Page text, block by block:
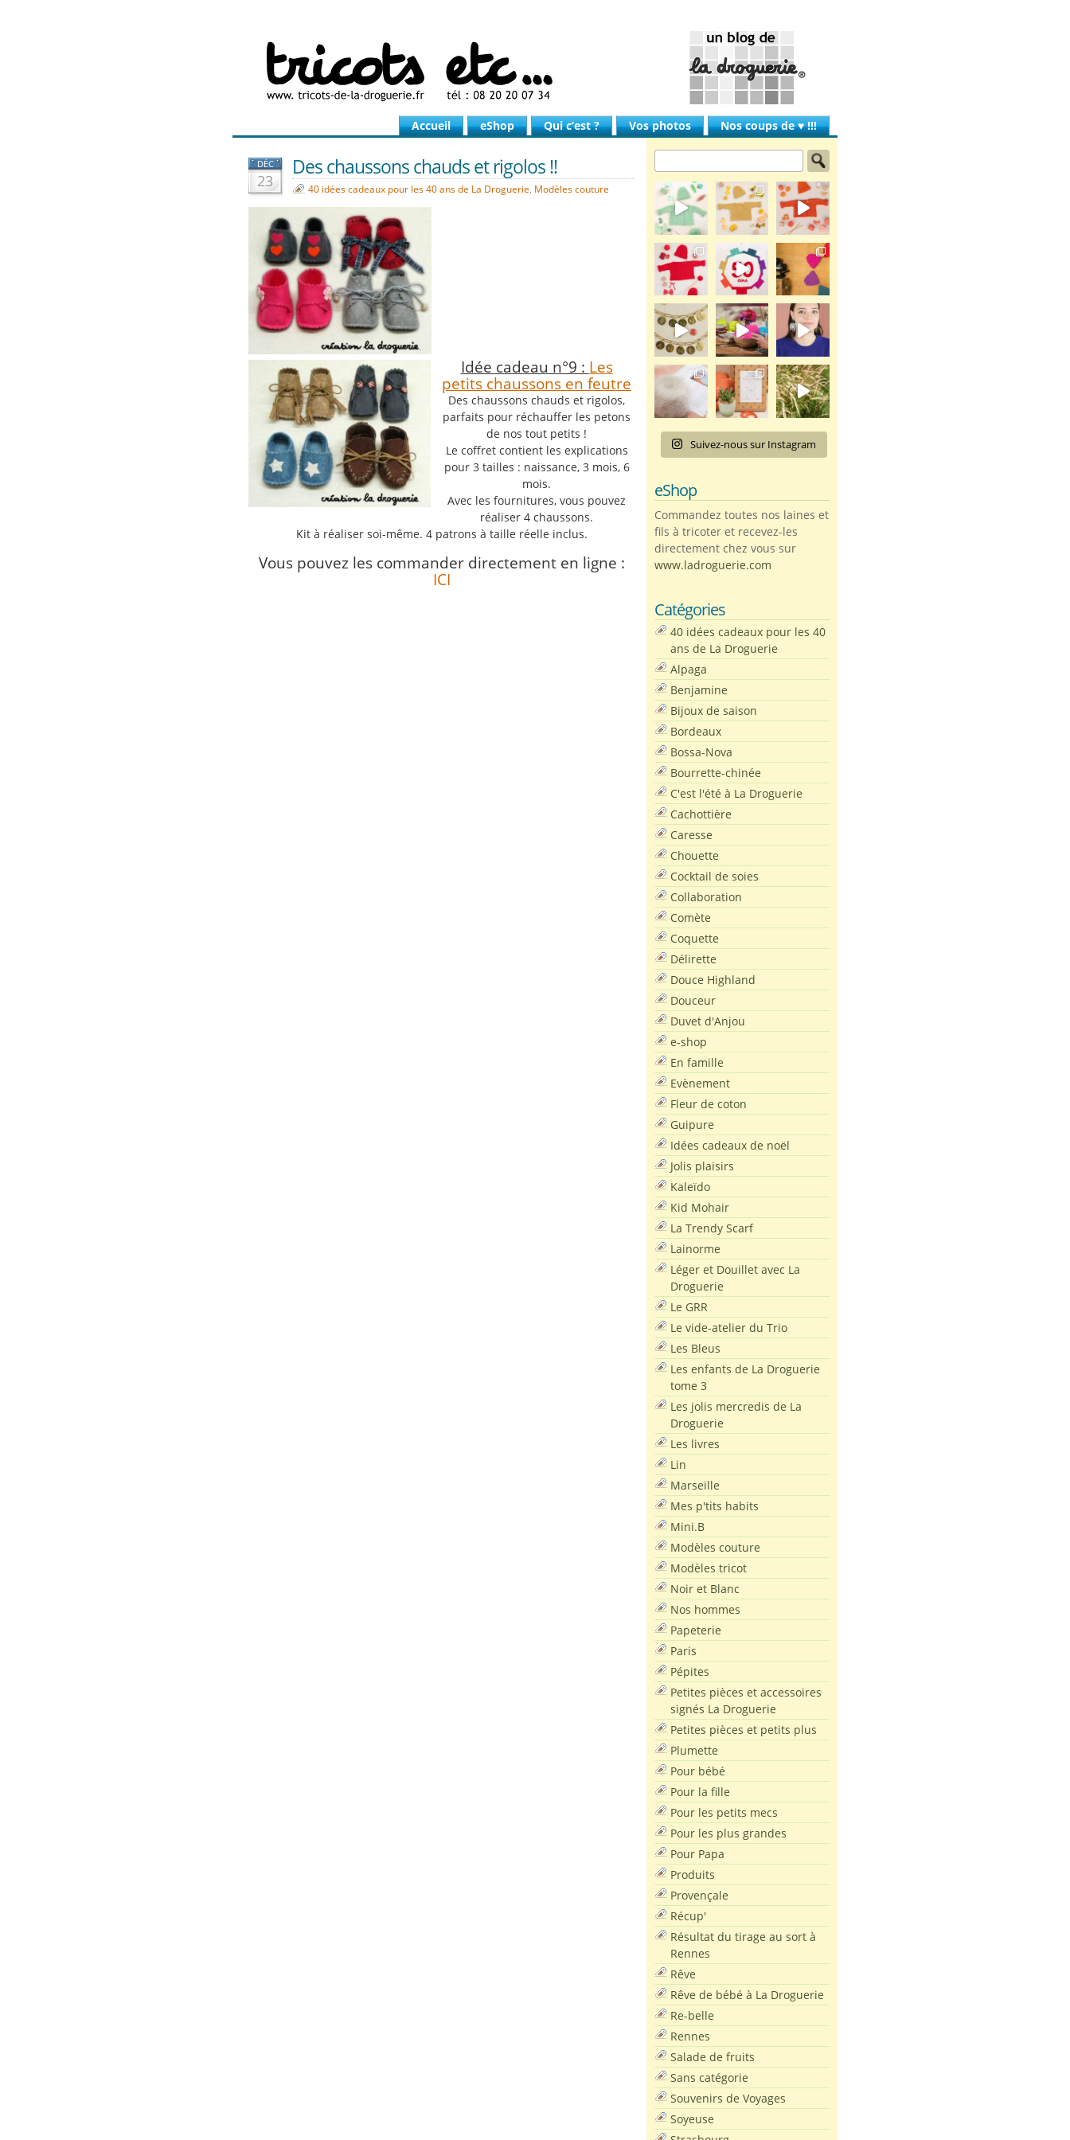
Accueil eShop Qui c’est ? Vos photos Nos coups de ♥ !!!
DÉC
23
Des chaussons chauds et rigolos !!
40 idées cadeaux pour les 40 ans de La Droguerie, Modèles couture
Idée cadeau n°9 : Les
petits chaussons en feutre
Des chaussons chauds et rigolos,
parfaits pour réchauffer les petons
de nos tout petits !
Le coffret contient les explications
pour 3 tailles : naissance, 3 mois, 6
mois.
Avec les fournitures, vous pouvez
réaliser 4 chaussons.
Kit à réaliser soi-même. 4 patrons à taille réelle inclus.
Vous pouvez les commander directement en ligne :
ICI
Suivez-nous sur Instagram
eShop
Commandez toutes nos laines et
fils à tricoter et recevez-les
directement chez vous sur
www.ladroguerie.com
Catégories
40 idées cadeaux pour les 40
ans de La Droguerie
Alpaga
Benjamine
Bijoux de saison
Bordeaux
Bossa-Nova
Bourrette-chinée
C'est l'été à La Droguerie
Cachottière
Caresse
Chouette
Cocktail de soies
Collaboration
Comète
Coquette
Délirette
Douce Highland
Douceur
Duvet d'Anjou
e-shop
En famille
Evènement
Fleur de coton
Guipure
Idées cadeaux de noël
Jolis plaisirs
Kaleïdo
Kid Mohair
La Trendy Scarf
Lainorme
Léger et Douillet avec La
Droguerie
Le GRR
Le vide-atelier du Trio
Les Bleus
Les enfants de La Droguerie
tome 3
Les jolis mercredis de La
Droguerie
Les livres
Lin
Marseille
Mes p'tits habits
Mini.B
Modèles couture
Modèles tricot
Noir et Blanc
Nos hommes
Papeterie
Paris
Pépites
Petites pièces et accessoires
signés La Droguerie
Petites pièces et petits plus
Plumette
Pour bébé
Pour la fille
Pour les petits mecs
Pour les plus grandes
Pour Papa
Produits
Provençale
Récup'
Résultat du tirage au sort à
Rennes
Rêve
Rêve de bébé à La Droguerie
Re-belle
Rennes
Salade de fruits
Sans catégorie
Souvenirs de Voyages
Soyeuse